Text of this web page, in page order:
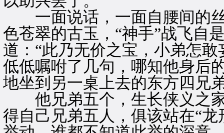
一面说话，一面自腰间的丝
色苍翠的古玉，“神手”战飞自
道：“此乃无价之宝，小弟怎
低低嘱咐了几句，哪知他身后
地坐到另一桌上去的东方四兄
他兄弟五个，生长侠义之家
得自己兄弟五人，俱该站在“